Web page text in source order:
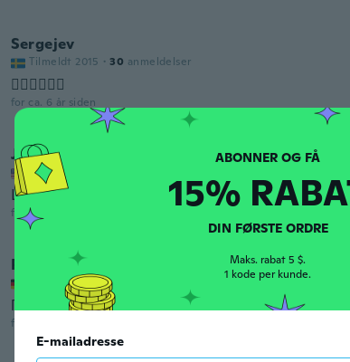
Sergejev
Tilmeldt 2015 · 30 anmeldelser
👍🏼👍🏼👍🏼
for ca. 6 år siden
Jawnjawn
Tilmeldt 2017
Love them
for ca. 6 år siden
Persa
Tilmeldt 2016 · 2
Περίμενα 3 μήνες μέχρι να έρθει. Αργεί πάρα πολύ
for ca. 6 år siden
15%
DIN FØRSTE ORDRE
Maks. rabat 5 $.
1 kode per kunde.
E-mailadresse